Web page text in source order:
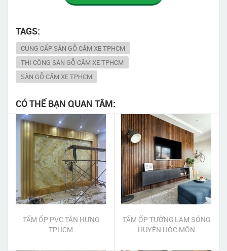
TAGS:
CUNG CẤP SÀN GỖ CĂM XE TPHCM
THI CÔNG SÀN GỖ CĂM XE TPHCM
SÀN GỖ CĂM XE TPHCM
CÓ THỂ BẠN QUAN TÂM:
TẤM ỐP PVC TÂN HƯNG
TPHCM
TẤM ỐP TƯỜNG LAM SÓNG
HUYỆN HÓC MÔN